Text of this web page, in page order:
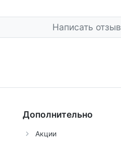
Написать отзыв
Дополнительно
Акции